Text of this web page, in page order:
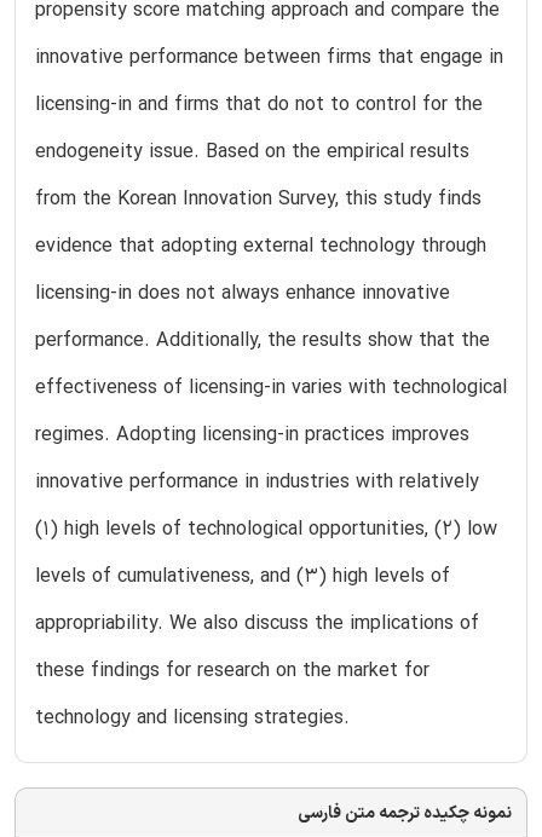
propensity score matching approach and compare the
innovative performance between firms that engage in
licensing-in and firms that do not to control for the
endogeneity issue. Based on the empirical results
from the Korean Innovation Survey, this study finds
evidence that adopting external technology through
licensing-in does not always enhance innovative
performance. Additionally, the results show that the
effectiveness of licensing-in varies with technological
regimes. Adopting licensing-in practices improves
innovative performance in industries with relatively
(1) high levels of technological opportunities, (2) low
levels of cumulativeness, and (3) high levels of
appropriability. We also discuss the implications of
these findings for research on the market for
technology and licensing strategies.
نمونه چکیده ترجمه متن فارسی